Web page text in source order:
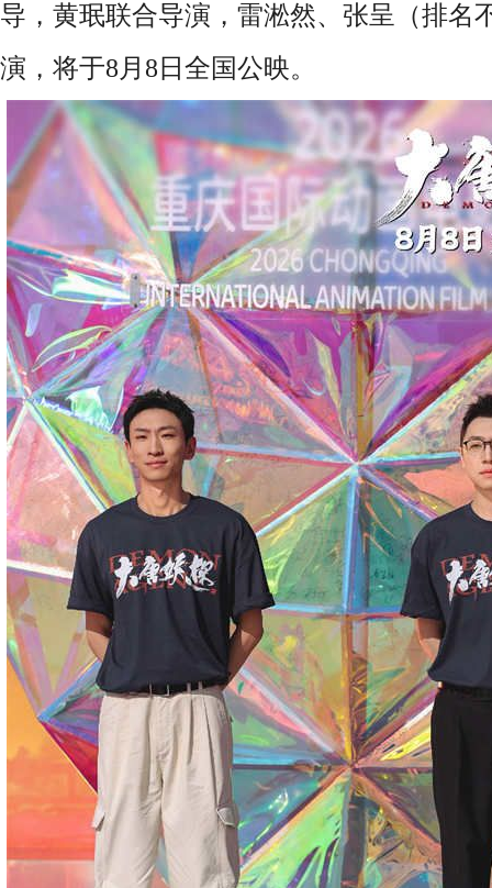
导，黄珉联合导演，雷淞然、张呈（排名
演，将于8月8日全国公映。